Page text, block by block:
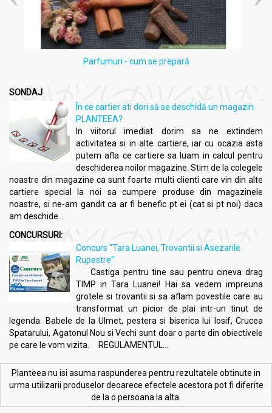
Parfumuri - cum se prepară
SONDAJ
În ce cartier ati dori să se deschidă un magazin
PLANTEEA?
In viitorul imediat dorim sa ne extindem
activitatea si in alte cartiere, iar cu ocazia asta
putem afla ce cartiere sa luam in calcul pentru
deschiderea noilor magazine. Stim de la colegele
noastre din magazine ca sunt foarte multi clienti care vin din alte
cartiere special la noi sa cumpere produse din magazinele
noastre, si ne-am gandit ca ar fi benefic pt ei (cat si pt noi) daca
am deschide...
CONCURSURI:
Concurs "Tara Luanei, Trovantii si Asezarile
Rupestre"
Castiga pentru tine sau pentru cineva drag
TIMP in Tara Luanei! Hai sa vedem impreuna
grotele si trovantii si sa aflam povestile care au
transformat un picior de plai intr-un tinut de
legenda. Babele de la Ulmet, pestera si biserica lui Iosif, Crucea
Spatarului, Agatonul Nou si Vechi sunt doar o parte din obiectivele
pe care le vom vizita. REGULAMENTUL...
Planteea nu isi asuma raspunderea pentru rezultatele obtinute in
urma utilizarii produselor deoarece efectele acestora pot fi diferite
de la o persoana la alta.